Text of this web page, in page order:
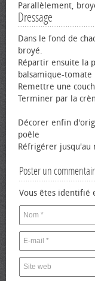
Parallèlement,
Dressage
Dans le fond de
broyé.
Répartir ensuite la
balsamique-tomate
Remettre une
Terminer par la
Décorer enfin
poêle
Réfrigérer
Poster un
Vous êtes identifié